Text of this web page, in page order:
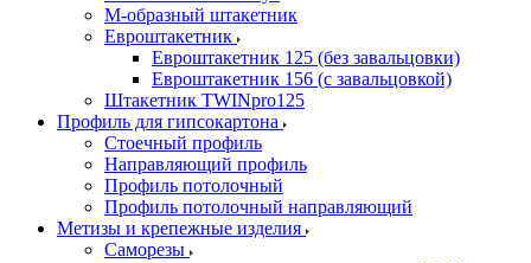
М-образный штакетник
Евроштакетник
Евроштакетник 125 (без завальцовки)
Евроштакетник 156 (с завальцовкой)
Штакетник TWINpro125
Профиль для гипсокартона
Стоечный профиль
Направляющий профиль
Профиль потолочный
Профиль потолочный направляющий
Метизы и крепежные изделия
Саморезы